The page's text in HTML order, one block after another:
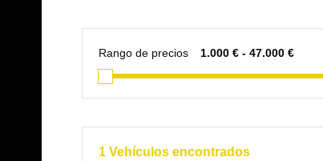
Rango de precios
1 Vehículos encontrados